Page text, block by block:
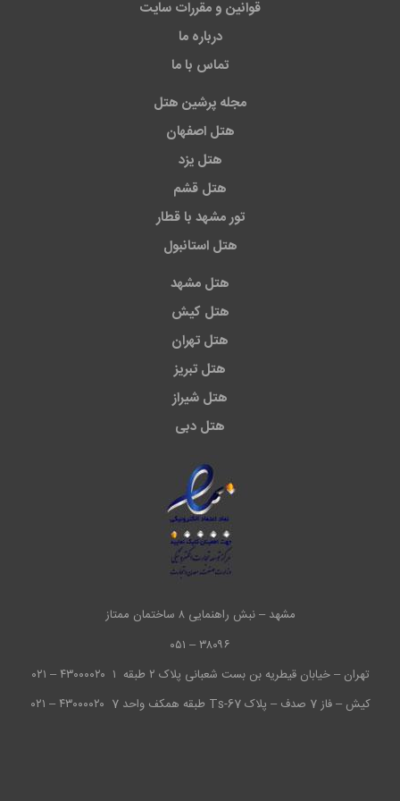
قوانین و مقررات سایت
درباره ما
تماس با ما
مجله پرشین هتل
هتل اصفهان
هتل یزد
هتل قشم
تور مشهد با قطار
هتل استانبول
هتل مشهد
هتل کیش
هتل تهران
هتل تبریز
هتل شیراز
هتل دبی
مشهد – نبش راهنمایی ۸ ساختمان ممتاز
۳۸۰۹۶ – ۰۵۱
تهران – خیابان قیطریه بن بست شعبانی پلاک ۲ طبقه ۱
۴۳۰۰۰۰۲۰ – ۰۲۱
کیش – فاز 7 صدف – پلاک Ts-67 طبقه همکف واحد 7
۴۳۰۰۰۰۲۰ – ۰۲۱